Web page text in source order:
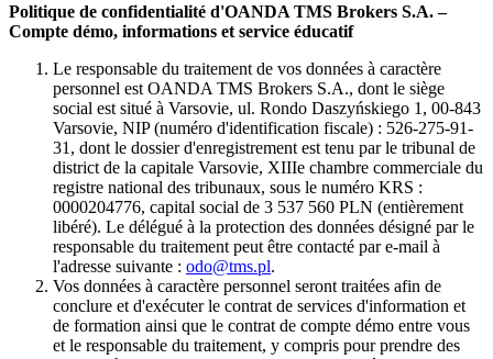
Politique de confidentialité d'OANDA TMS Brokers S.A. –
Compte démo, informations et service éducatif
Le responsable du traitement de vos données à caractère
personnel est OANDA TMS Brokers S.A., dont le siège
social est situé à Varsovie, ul. Rondo Daszyńskiego 1, 00-843
Varsovie, NIP (numéro d'identification fiscale) : 526-275-91-
31, dont le dossier d'enregistrement est tenu par le tribunal de
district de la capitale Varsovie, XIIIe chambre commerciale du
registre national des tribunaux, sous le numéro KRS :
0000204776, capital social de 3 537 560 PLN (entièrement
libéré). Le délégué à la protection des données désigné par le
responsable du traitement peut être contacté par e-mail à
l'adresse suivante : odo@tms.pl.
Vos données à caractère personnel seront traitées afin de
conclure et d'exécuter le contrat de services d'information et
de formation ainsi que le contrat de compte démo entre vous
et le responsable du traitement, y compris pour prendre des